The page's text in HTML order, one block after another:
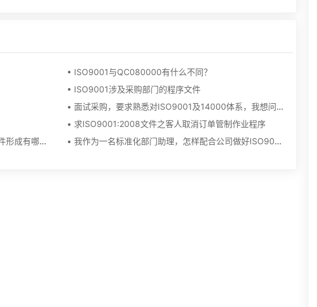
• 你好,刚才我看到你帮别人回答的iso9001文件形成有哪些,回答的非常好,我想请教你一些问题.
• ISO9001与QC080000有什么不同？
• ISO9001涉及采购部门的程序文件
• 面试采购，要求熟悉对ISO9001及14000体系，我想问下这2个体系跟我的采购工作有什么关系？
• 求ISO9001:2008文件之客人取消订单管制作业程序
• 我作为一名标准化部门助理，怎样配合公司做好ISO9000的公司，满足内审和外审的要求